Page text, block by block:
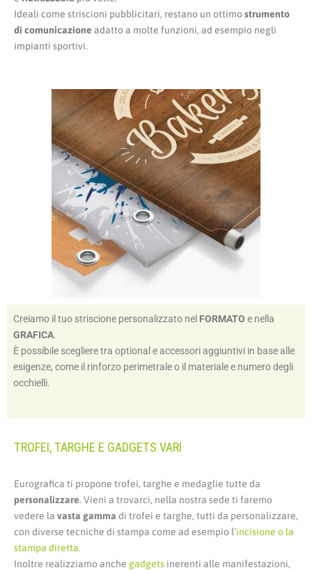
Ideali come striscioni pubblicitari, restano un ottimo strumento
di comunicazione adatto a molte funzioni, ad esempio negli
impianti sportivi.
Creiamo il tuo striscione personalizzato nel FORMATO e nella
GRAFICA.
È possibile scegliere tra optional e accessori aggiuntivi in base alle
esigenze, come il rinforzo perimetrale o il materiale e numero degli
occhielli.
TROFEI, TARGHE E GADGETS VARI
Eurografica ti propone trofei, targhe e medaglie tutte da
personalizzare. Vieni a trovarci, nella nostra sede ti faremo
vedere la vasta gamma di trofei e targhe, tutti da personalizzare,
con diverse tecniche di stampa come ad esempio l’incisione o la
stampa diretta.
Inoltre realizziamo anche gadgets inerenti alle manifestazioni,